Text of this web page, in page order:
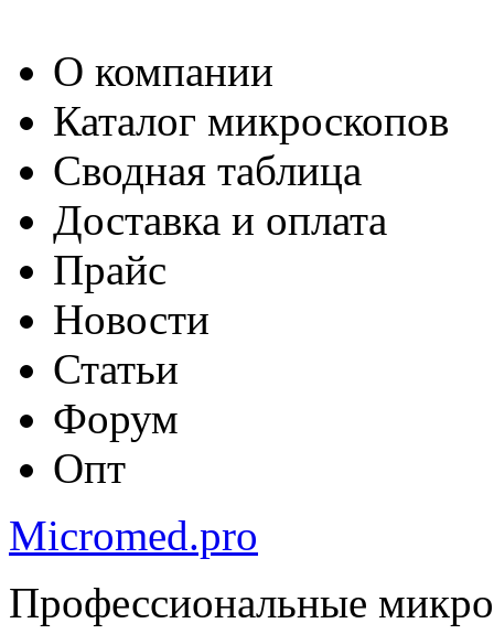
О компании
Каталог микроскопов
Сводная таблица
Доставка и оплата
Прайс
Новости
Статьи
Форум
Опт
Micromed.pro
Профессиональные